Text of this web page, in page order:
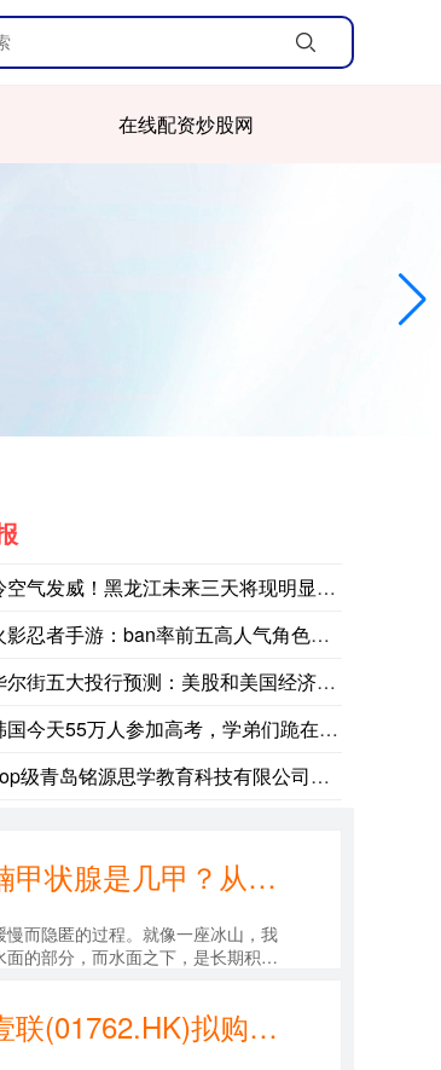
在线配资炒股网
人士称，伊朗与阿曼已就重启霍尔木兹海峡通航
裁杰克·富斯科在第二季度财报电话会议上表示
发威！黑龙江未来三天将现明显降温 哈尔滨等地
者手游：ban率前五高人气角色，如今成操作忍
五大投行预测：美股和美国经济下半年何去何从？
天55万人参加高考，学弟们跪在考场门口磕头，
岛铭源思学教育科技有限公司：艺术生高考班
优配资 广东华楠甲状腺是几甲？从发现结节到淋巴转移，可能仅需3个月！_人群_辐射_水平
而隐匿的过程。就像一座冰山，我
的部分，而水面之下，是长期积累
保宇配资 万咖壹联(01762.HK)拟购回股份 总金额上限2亿港元